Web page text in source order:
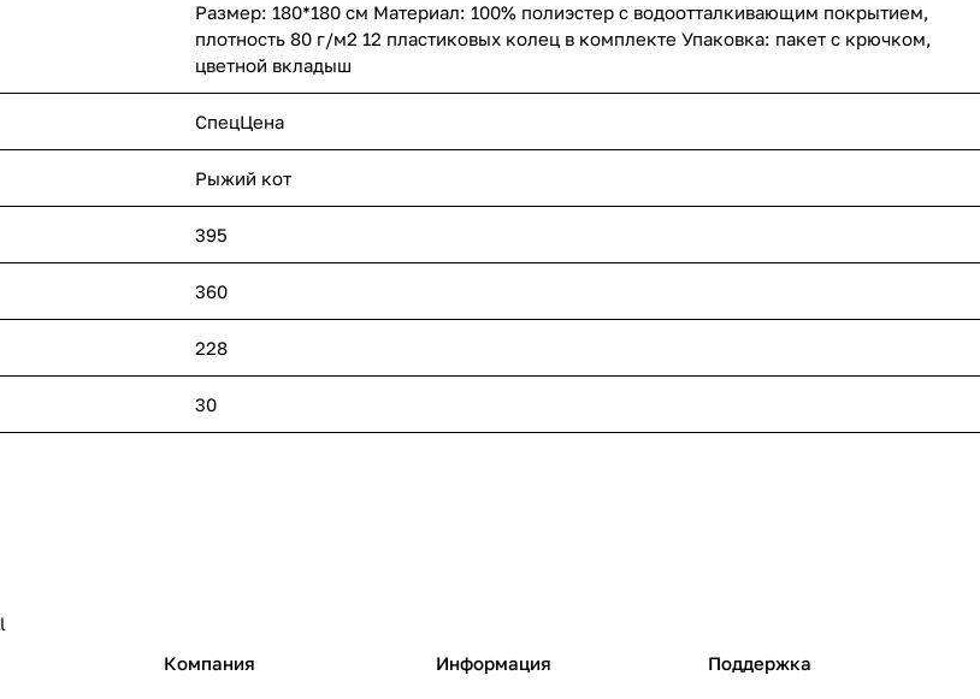
Размер: 180*180 см Материал: 100% полиэстер с водоотталкивающим покрытием,
плотность 80 г/м2 12 пластиковых колец в комплекте Упаковка: пакет с крючком,
цветной вкладыш
СпецЦена
Рыжий кот
395
360
228
30
Компания Информация Поддержка